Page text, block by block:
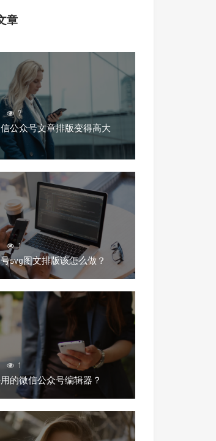
章
7
公众号文章排版变得高大
1
svg图文排版该怎么做？
1
的微信公众号编辑器？